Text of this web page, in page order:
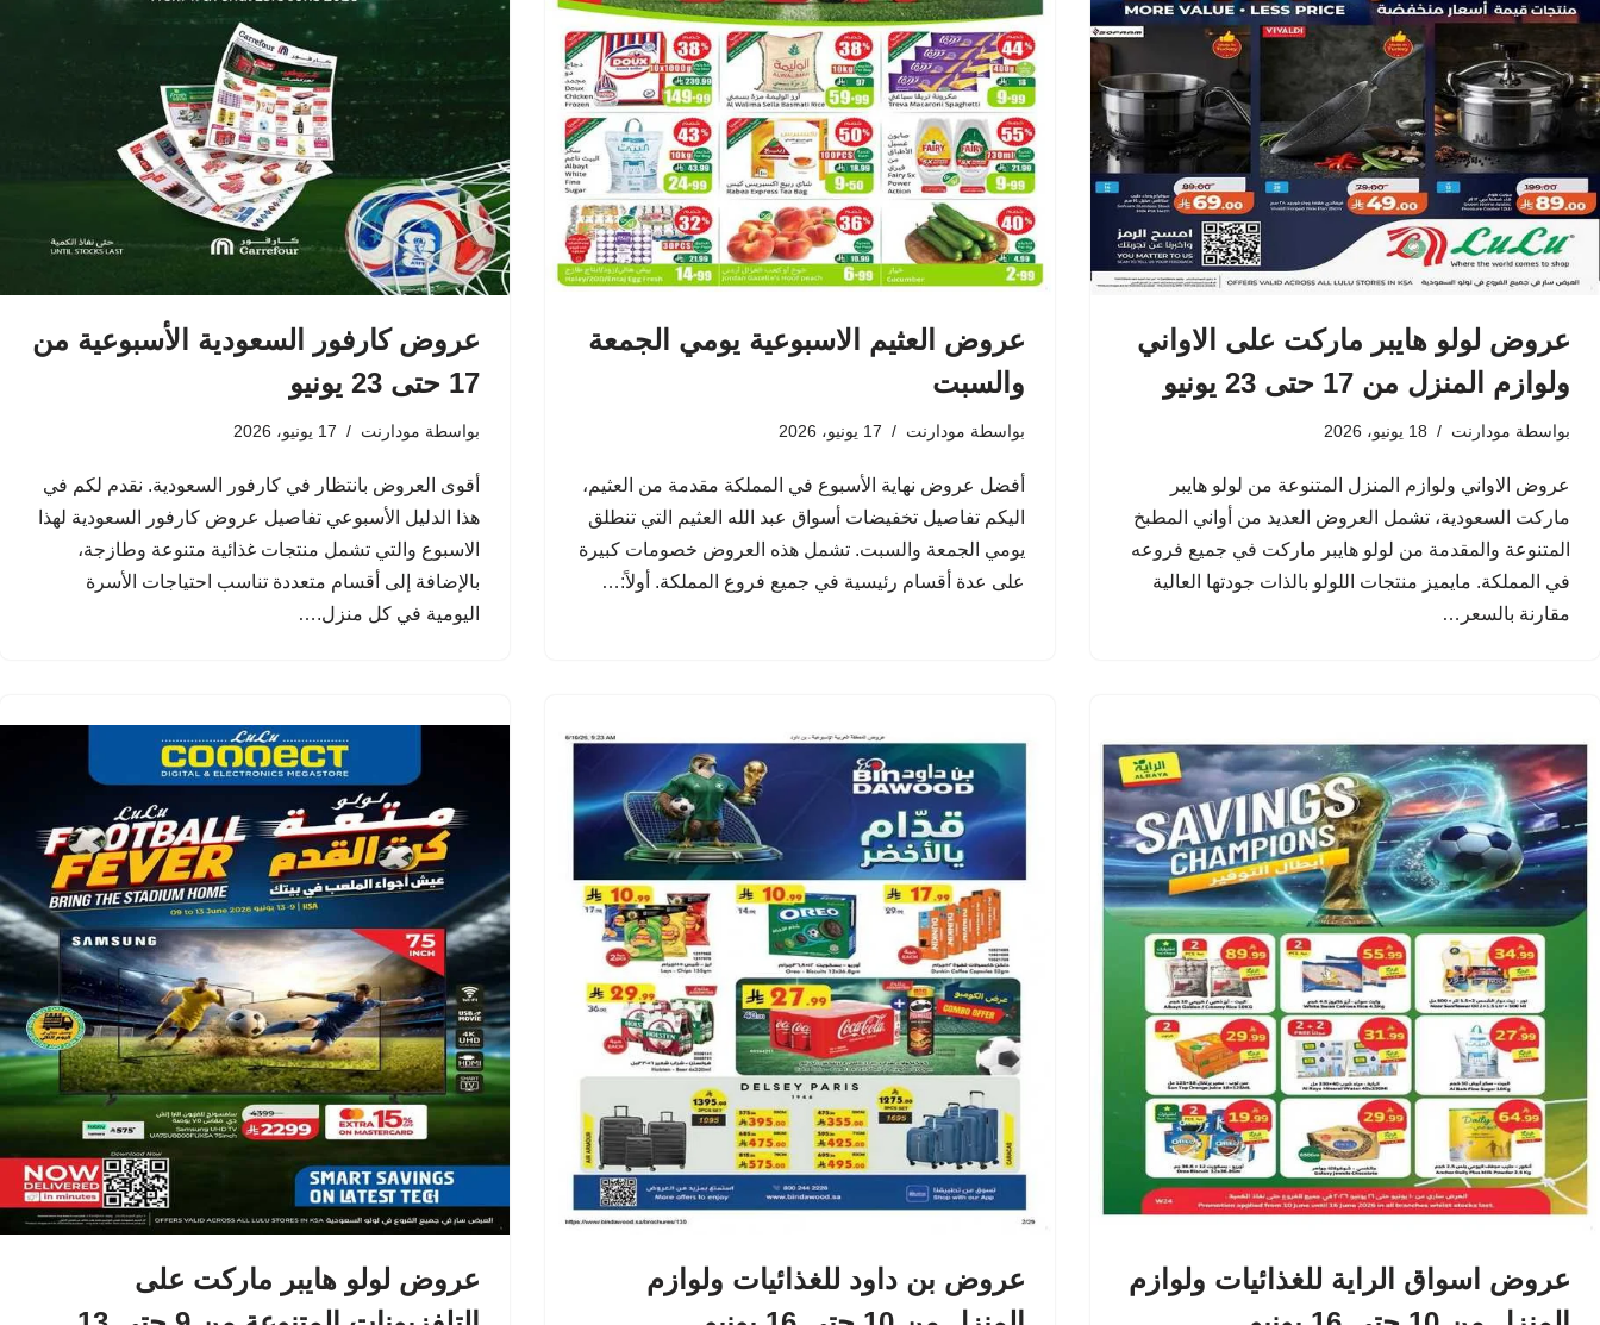
عروض لولو هايبر ماركت على الاواني
ولوازم المنزل من 17 حتى 23 يونيو
بواسطة مودارنت 18 يونيو، 2026
عروض الاواني ولوازم المنزل المتنوعة من لولو هايبر
ماركت السعودية، تشمل العروض العديد من أواني المطبخ
المتنوعة والمقدمة من لولو هايبر ماركت في جميع فروعه
في المملكة. مايميز منتجات اللولو بالذات جودتها العالية
مقارنة بالسعر…
عروض العثيم الاسبوعية يومي الجمعة
والسبت
بواسطة مودارنت 17 يونيو، 2026
أفضل عروض نهاية الأسبوع في المملكة مقدمة من العثيم،
اليكم تفاصيل تخفيضات أسواق عبد الله العثيم التي تنطلق
يومي الجمعة والسبت. تشمل هذه العروض خصومات كبيرة
على عدة أقسام رئيسية في جميع فروع المملكة. أولاً:…
عروض كارفور السعودية الأسبوعية من
17 حتى 23 يونيو
بواسطة مودارنت 17 يونيو، 2026
أقوى العروض بانتظار في كارفور السعودية. نقدم لكم في
هذا الدليل الأسبوعي تفاصيل عروض كارفور السعودية لهذا
الاسبوع والتي تشمل منتجات غذائية متنوعة وطازجة،
بالإضافة إلى أقسام متعددة تناسب احتياجات الأسرة
اليومية في كل منزل.…
عروض اسواق الراية للغذائيات ولوازم
عروض بن داود للغذائيات ولوازم
عروض لولو هايبر ماركت على